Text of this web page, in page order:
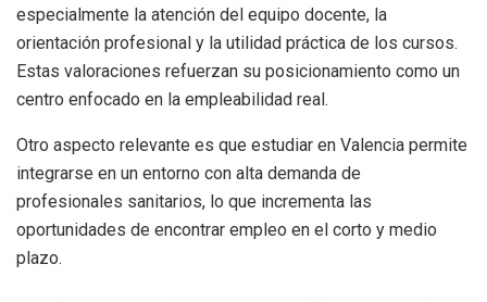
especialmente la atención del equipo docente, la
orientación profesional y la utilidad práctica de los cursos.
Estas valoraciones refuerzan su posicionamiento como un
centro enfocado en la empleabilidad real.
Otro aspecto relevante es que estudiar en Valencia permite
integrarse en un entorno con alta demanda de
profesionales sanitarios, lo que incrementa las
oportunidades de encontrar empleo en el corto y medio
plazo.